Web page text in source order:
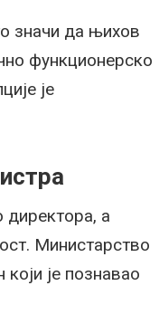
значи да њихов
функционерско
је
директора, а
Министарство
је познавао